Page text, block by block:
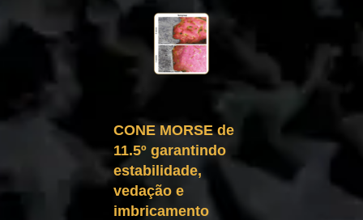
CONE MORSE de
11.5º garantindo
estabilidade,
vedação e
imbricamento